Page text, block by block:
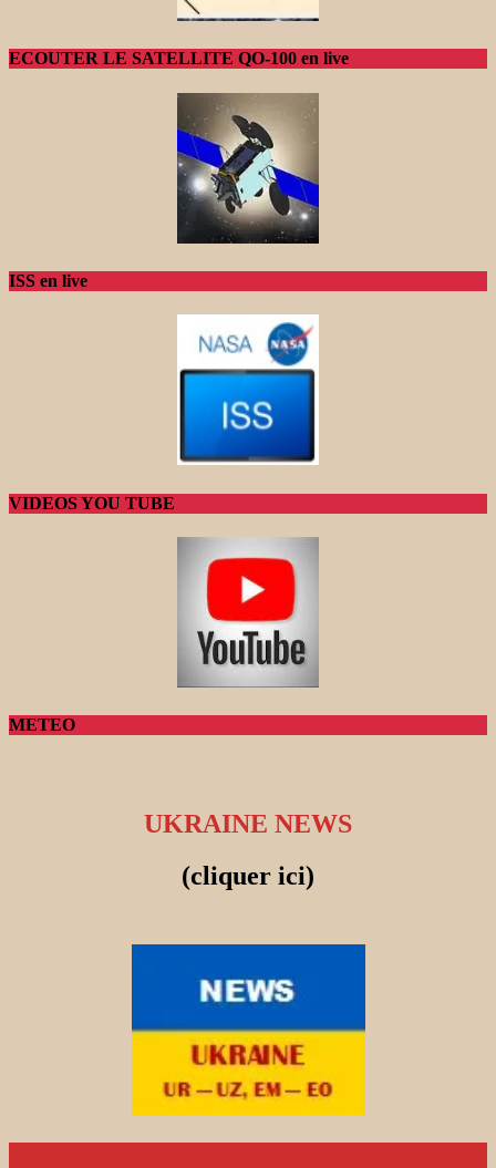
ECOUTER LE SATELLITE QO-100 en live
ISS en live
VIDEOS YOU TUBE
METEO
UKRAINE NEWS
(cliquer ici)